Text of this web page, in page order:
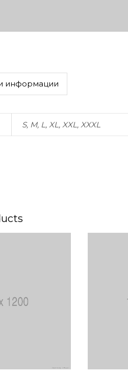
информации
S, M, L, XL, XXL, XXXL